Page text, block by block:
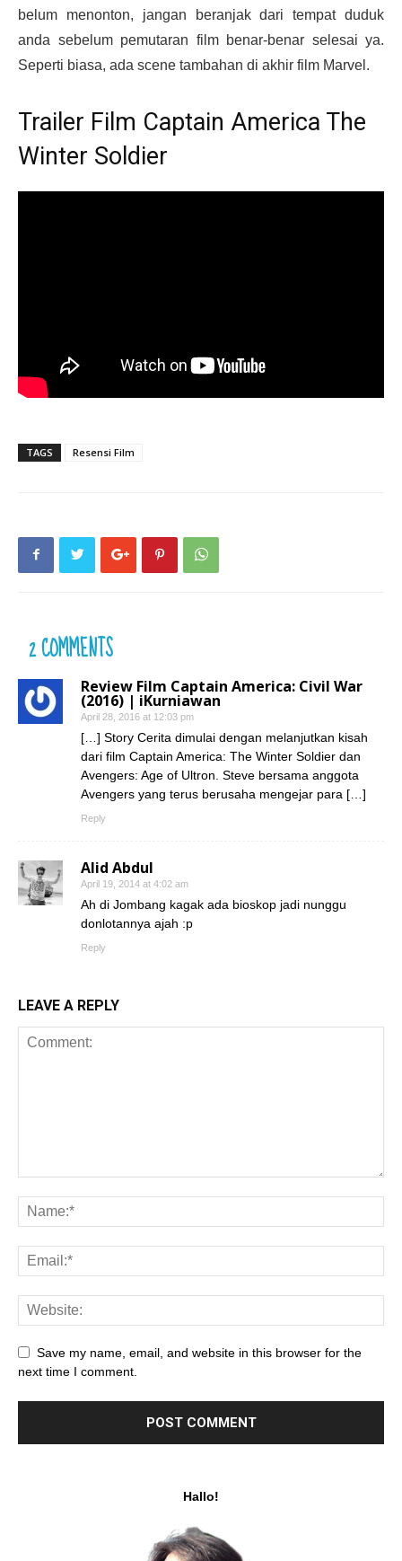
belum menonton, jangan beranjak dari tempat duduk
anda sebelum pemutaran film benar-benar selesai ya.
Seperti biasa, ada scene tambahan di akhir film Marvel.
Trailer Film Captain America The
Winter Soldier
TAGS Resensi Film
2 COMMENTS
Review Film Captain America: Civil War
(2016) | iKurniawan
April 28, 2016 at 12:03 pm
[…] Story Cerita dimulai dengan melanjutkan kisah
dari film Captain America: The Winter Soldier dan
Avengers: Age of Ultron. Steve bersama anggota
Avengers yang terus berusaha mengejar para […]
Reply
Alid Abdul
April 19, 2014 at 4:02 am
Ah di Jombang kagak ada bioskop jadi nunggu
donlotannya ajah :p
Reply
LEAVE A REPLY
Save my name, email, and website in this browser for the
next time I comment.
Hallo!